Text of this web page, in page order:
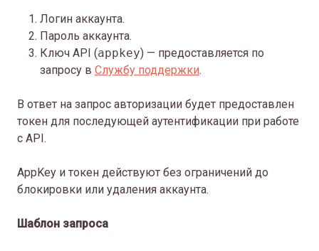
Логин аккаунта.
Пароль аккаунта.
Ключ API (appkey) — предоставляется по
запросу в Службу поддержки.
В ответ на запрос авторизации будет предоставлен
токен для последующей аутентификации при работе
с API.
AppKey и токен действуют без ограничений до
блокировки или удаления аккаунта.
Шаблон запроса